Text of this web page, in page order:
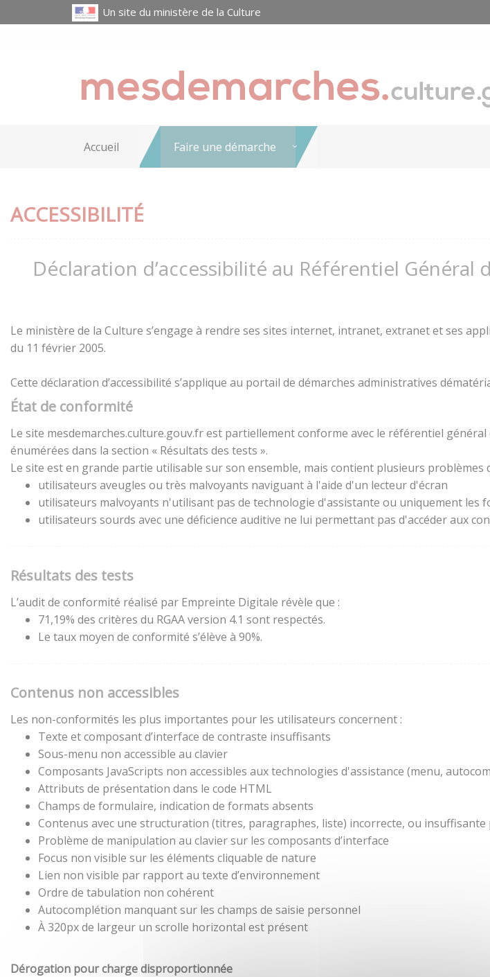
Un site du ministère de la Culture
Accueil Faire une démarche
ACCESSIBILITÉ
Déclaration d’accessibilité au Référentiel Général
Le ministère de la Culture s’engage à rendre ses sites internet, intranet, extranet et ses
du 11 février 2005.
Cette déclaration d’accessibilité s’applique au portail de démarches administratives
État de conformité
Le site mesdemarches.culture.gouv.fr est partiellement conforme avec le référentiel
énumérées dans la section « Résultats des tests ».
Le site est en grande partie utilisable sur son ensemble, mais contient plusieurs
utilisateurs aveugles ou très malvoyants naviguant à l'aide d'un lecteur d'écran
utilisateurs malvoyants n'utilisant pas de technologie d'assistante ou uniquement les
utilisateurs sourds avec une déficience auditive ne lui permettant pas d'accéder aux
Résultats des tests
L’audit de conformité réalisé par Empreinte Digitale révèle que :
71,19% des critères du RGAA version 4.1 sont respectés.
Le taux moyen de conformité s’élève à 90%.
Contenus non accessibles
Les non-conformités les plus importantes pour les utilisateurs concernent :
Texte et composant d’interface de contraste insuffisants
Sous-menu non accessible au clavier
Composants JavaScripts non accessibles aux technologies d'assistance (menu,
Attributs de présentation dans le code HTML
Champs de formulaire, indication de formats absents
Contenus avec une structuration (titres, paragraphes, liste) incorrecte, ou insuffisante
Problème de manipulation au clavier sur les composants d’interface
Focus non visible sur les éléments cliquable de nature
Lien non visible par rapport au texte d’environnement
Ordre de tabulation non cohérent
Autocomplétion manquant sur les champs de saisie personnel
À 320px de largeur un scrolle horizontal est présent
Dérogation pour charge disproportionnée